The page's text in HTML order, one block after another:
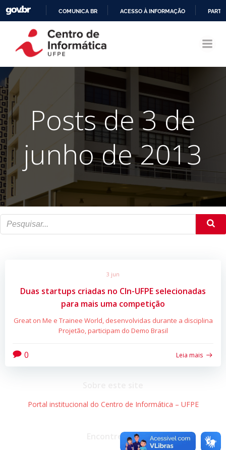
CONTEÚDO
COMUNICA BR ACESSO À INFORMAÇÃO
Posts de 3 de
junho de 2013
3 jun
Duas startups criadas no CIn-UFPE selecionadas
para mais uma competição
Great on Me e Trainee World, desenvolvidas durante a disciplina
Projetão, participam do Demo Brasil
0 Leia mais
Portal institucional do Centro de Informática – UFPE
Encontre-nos